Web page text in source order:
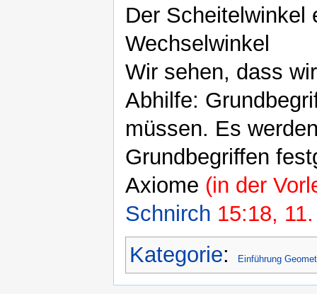
Der Scheitelwinkel
Wechselwinkel
Wir sehen, dass
Abhilfe:
müssen. Es
Grundbegriffen
Axiome (in der
Schnirch 15:18,
Kategorie: Einführung